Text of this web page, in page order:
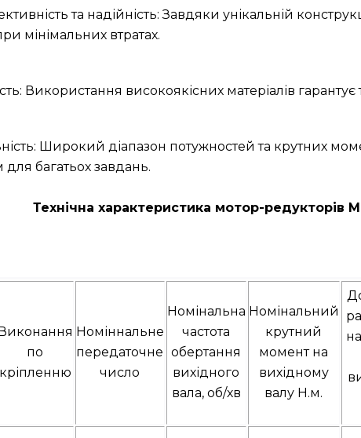
та надійність: Завдяки унікальній
мінімальних втратах.
Використання високоякісних матеріалів
Широкий діапазон потужностей та крутних
багатьох завдань.
Технічна характеристика мотор-редукторів
Виконання
по
кріпленню
Номіннальне
передаточне
число
Номінальна
частота
обертання
вихідного
вала, об/хв
Номінальний
крутний
момент на
вихідному
валу Н.м.